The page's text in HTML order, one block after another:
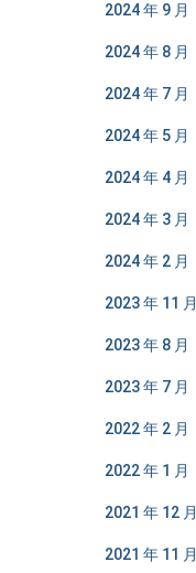
2024 年 9 月
2024 年 8 月
2024 年 7 月
2024 年 5 月
2024 年 4 月
2024 年 3 月
2024 年 2 月
2023 年 11 月
2023 年 8 月
2023 年 7 月
2022 年 2 月
2022 年 1 月
2021 年 12 月
2021 年 11 月